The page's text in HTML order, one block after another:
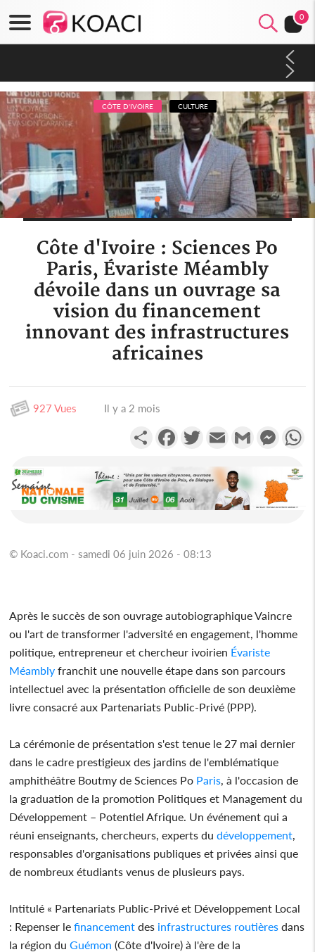
0
de la Guinée
CÔTE D'IVOIRE CULTURE
Côte d'Ivoire : Sciences Po
Paris, Évariste Méambly
dévoile dans un ouvrage sa
vision du financement
innovant des infrastructures
africaines
927 Vues Il y a 2 mois
PartagerFacebookTwitterEmail Gmail
© Koaci.com - samedi 06 juin 2026 - 08:13
Après le succès de son ouvrage autobiographique Vaincre
ou l'art de transformer l'adversité en engagement, l'homme
politique, entrepreneur et chercheur ivoirien Évariste
Méambly franchit une nouvelle étape dans son parcours
intellectuel avec la présentation officielle de son deuxième
livre consacré aux Partenariats Public-Privé (PPP).
La cérémonie de présentation s'est tenue le 27 mai dernier
dans le cadre prestigieux des jardins de l'emblématique
amphithéâtre Boutmy de Sciences Po Paris, à l'occasion de
la graduation de la promotion Politiques et Management du
Développement – Potentiel Afrique. Un événement qui a
réuni enseignants, chercheurs, experts du développement,
responsables d'organisations publiques et privées ainsi que
de nombreux étudiants venus de plusieurs pays.
Intitulé « Partenariats Public-Privé et Développement Local
: Repenser le financement des infrastructures routières dans
la région du Guémon (Côte d'Ivoire) à l'ère de la